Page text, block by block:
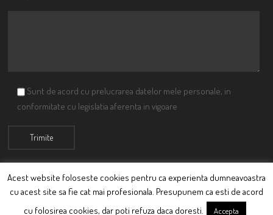
Sunt de acord cu prelucrarea datelor mele personale, in
conformitate cu legislatia aferenta in vigoare
© Ciutacu 2015 Parte a Imperiului Ciutacesc.
Acest website foloseste cookies pentru ca experienta dumneavoastra
cu acest site sa fie cat mai profesionala. Presupunem ca esti de acord
cu folosirea cookies, dar poti refuza daca doresti.
Accepta